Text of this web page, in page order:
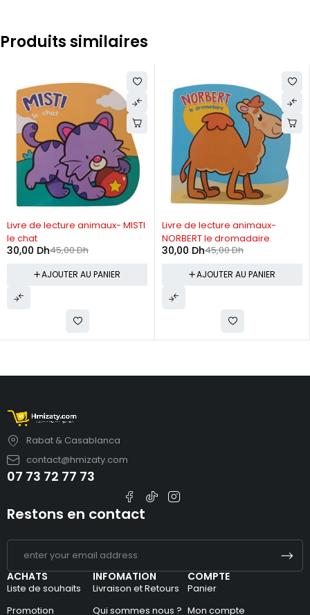
Produits similaires
-33%
Livre de lecture animaux- MISTI
le chat
45,00Dh
30,00 Dh
AJOUTER AU PANIER
-33%
Livre de lecture animaux-
NORBERT le dromadaire
45,00Dh
30,00 Dh
AJOUTER AU PANIER
Rabat & Casablanca
contact@hmizaty.com
07 73 72 77 73
ACHATS
Liste de souhaits
Promotion
INFOMATION
Livraison et Retours
Qui sommes nous ?
COMPTE
Panier
Mon compte
Restons en contact